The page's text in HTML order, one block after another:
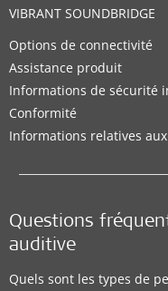
VIBRANT SOUNDBRIDGE
Options de connectivité
Assistance produit
Informations de sécurité
Conformité
Informations relatives
Questions
auditive
Quels sont les types de